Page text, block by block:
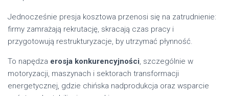
Jednocześnie presja kosztowa przenosi się na zatrudnienie:
firmy zamrażają rekrutację, skracają czas pracy i
przygotowują restrukturyzacje, by utrzymać płynność.
To napędza erosja konkurencyjności, szczególnie w
motoryzacji, maszynach i sektorach transformacji
energetycznej, gdzie chińska nadprodukcja oraz wsparcie